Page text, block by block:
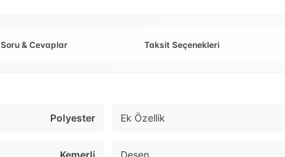
Soru & Cevaplar Taksit Seçenekleri
Polyester Ek Özellik